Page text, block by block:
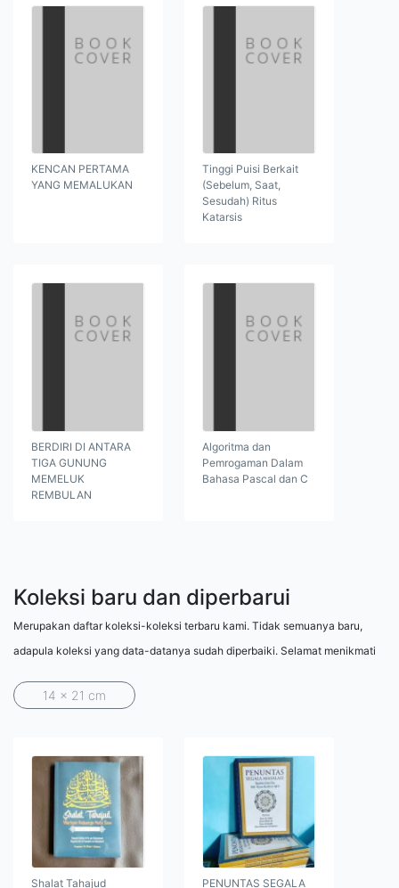
KENCAN PERTAMA
YANG MEMALUKAN
Tinggi Puisi Berkait
(Sebelum, Saat,
Sesudah) Ritus
Katarsis
BERDIRI DI ANTARA
TIGA GUNUNG
MEMELUK
REMBULAN
Algoritma dan
Pemrogaman Dalam
Bahasa Pascal dan C
Koleksi baru dan diperbarui
Merupakan daftar koleksi-koleksi terbaru kami. Tidak semuanya baru,
adapula koleksi yang data-datanya sudah diperbaiki. Selamat menikmati
14 x 21 cm
Shalat Tahajud PENUNTAS SEGALA